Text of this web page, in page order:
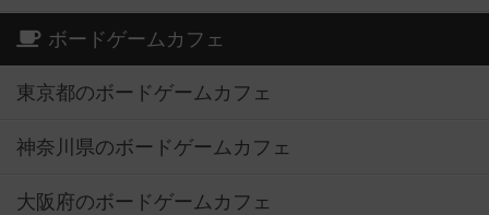
ボードゲームカフェ
東京都のボードゲームカフェ
神奈川県のボードゲームカフェ
大阪府のボードゲームカフェ